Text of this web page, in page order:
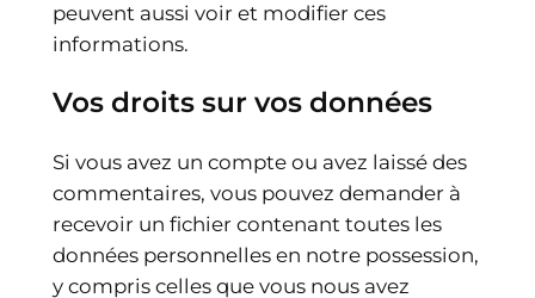
peuvent aussi voir et modifier ces
informations.
Vos droits sur vos données
Si vous avez un compte ou avez laissé des
commentaires, vous pouvez demander à
recevoir un fichier contenant toutes les
données personnelles en notre possession,
y compris celles que vous nous avez